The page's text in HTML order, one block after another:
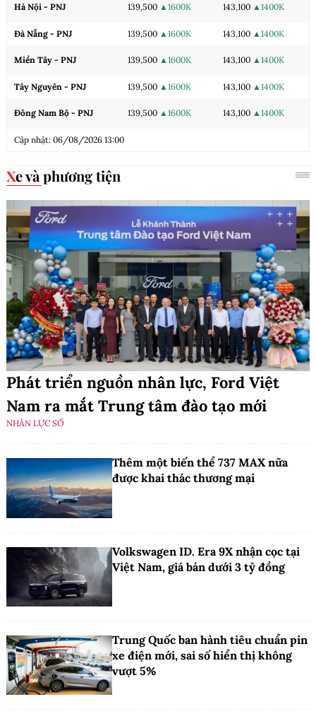
Hà Nội - PNJ 139,500 ▲1600K 143,100 ▲1400K
Đà Nẵng - PNJ 139,500 ▲1600K 143,100 ▲1400K
Miền Tây - PNJ 139,500 ▲1600K 143,100 ▲1400K
Tây Nguyên - PNJ 139,500 ▲1600K 143,100 ▲1400K
Đông Nam Bộ - PNJ 139,500 ▲1600K 143,100 ▲1400K
Cập nhật: 06/08/2026 13:00
Xe và phương tiện
Phát triển nguồn nhân lực, Ford Việt
Nam ra mắt Trung tâm đào tạo mới
NHÂN LỰC SỐ
Thêm một biến thể 737 MAX nữa
được khai thác thương mại
Volkswagen ID. Era 9X nhận cọc tại
Việt Nam, giá bán dưới 3 tỷ đồng
Trung Quốc ban hành tiêu chuẩn pin
xe điện mới, sai số hiển thị không
vượt 5%